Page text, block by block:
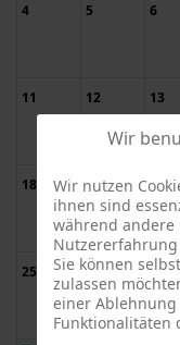
4 5 6
11 12 13
18 19 20
25 26 27
Wir
Wir nutzen
ihnen sind
während andere
Nutzererfahrung
Sie können
zulassen
einer
Funktionalitäten